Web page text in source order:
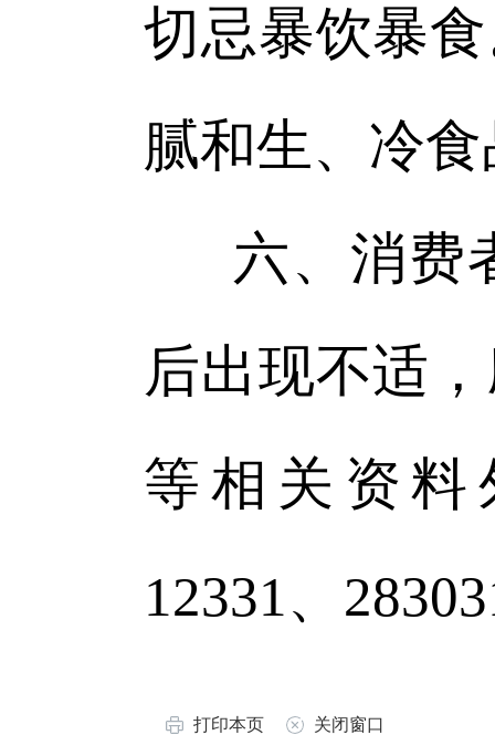
切忌暴饮暴
腻和生、冷
六、消费
后出现不适
等相关资
12331、
打印本页 关闭窗口